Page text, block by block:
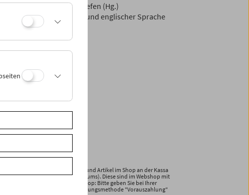
Ofner und Claudia Siefen (Hg.)
Ausgabe, in deutscher und englischer Sprache
auf ausgewählte Publikationen und Artikel im Shop an der Kassa
und Plakate des Filmmuseums). Diese sind im Webshop mit
Bei einer Bestellung im Webshop: Bitte geben Sie bei Ihrer
an und wählen die Zahlungsmethode "Vorauszahlung"